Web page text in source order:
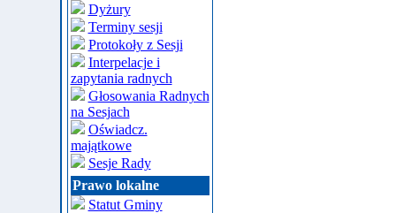
Dyżury
Terminy sesji
Protokoły z Sesji
Interpelacje i
zapytania radnych
Głosowania Radnych
na Sesjach
Oświadcz.
majątkowe
Sesje Rady
Prawo lokalne
Statut Gminy